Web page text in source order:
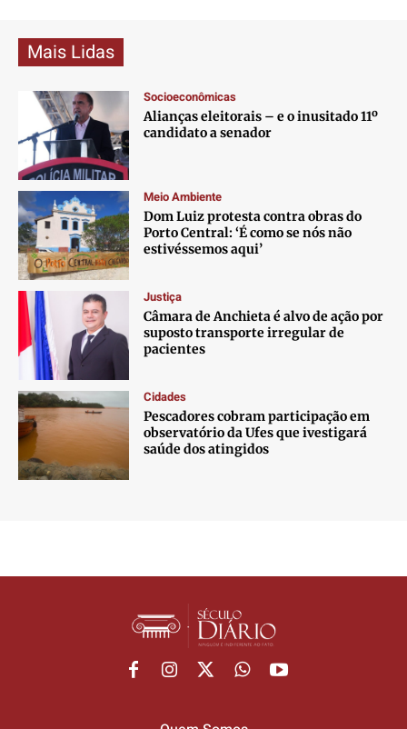
Mais Lidas
Socioeconômicas
Alianças eleitorais – e o inusitado 11º
candidato a senador
Meio Ambiente
Dom Luiz protesta contra obras do
Porto Central: ‘É como se nós não
estivéssemos aqui’
Justiça
Câmara de Anchieta é alvo de ação por
suposto transporte irregular de
pacientes
Cidades
Pescadores cobram participação em
observatório da Ufes que ivestigará
saúde dos atingidos